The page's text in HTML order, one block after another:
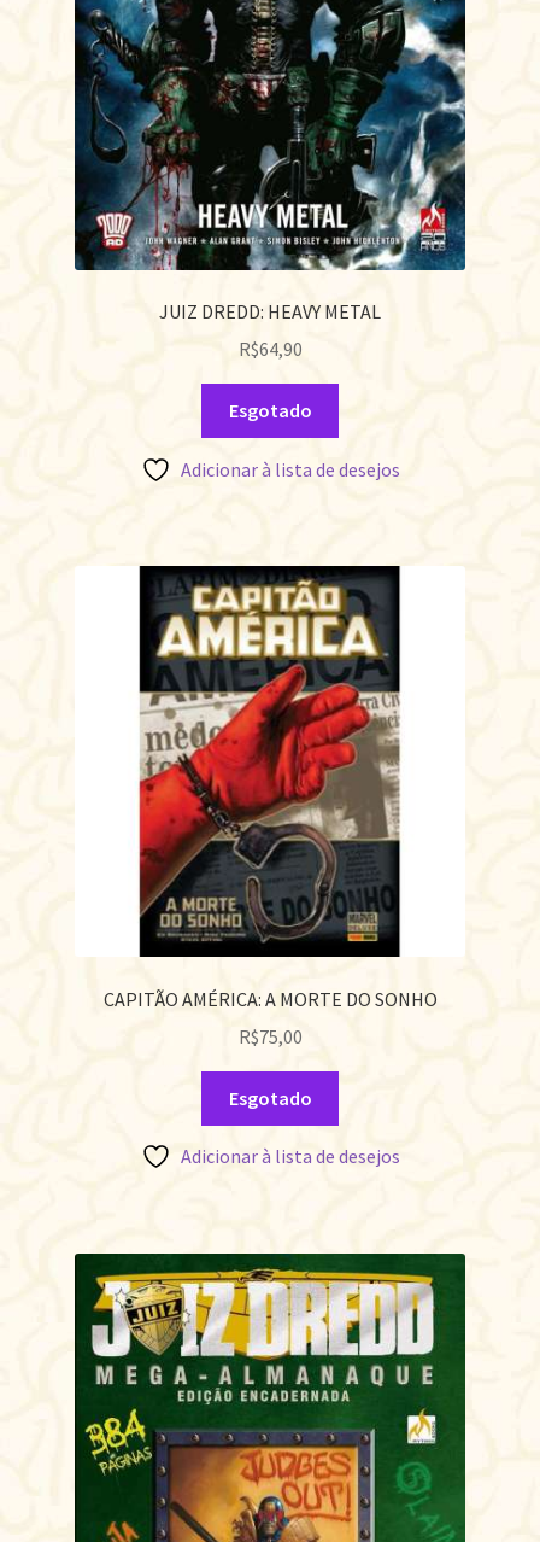
JUIZ DREDD: HEAVY METAL
R$64,90
Esgotado
Adicionar à lista de desejos
CAPITÃO AMÉRICA: A MORTE DO SONHO
R$75,00
Esgotado
Adicionar à lista de desejos